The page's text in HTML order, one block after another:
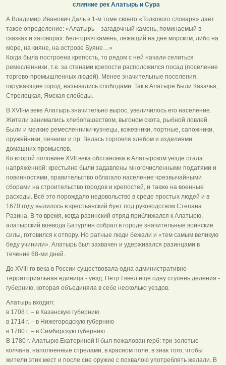
слияние рек Алатырь и Сура
А Владимир Иванович Даль в 1-м томе своего «Толкового словаря» даёт
такое определение: «Алатырь – загадочный камень, поминаемый в
сказках и заговорах: бел-горюч камень, лежащий на дне морском, либо на
море, на кияне, на острове Буяне…»
Когда была построена крепость, то рядом с ней начали селиться
ремесленники, т.е. за стенами крепости расположился посад (поселение
торгово-промышленных людей). Менее значительные поселения,
окружающие город, назывались слободами. Так в Алатыре были Казачья,
Стрелецкая, Ямская слободы.
В XVII-м веке Алатырь значительно вырос, увеличилось его население.
Жители занимались хлебопашеством, выгоном скота, рыбной ловлей.
Были и мелкие ремесленники-кузнецы, кожевники, портные, сапожники,
оружейники, печники и пр. Велась торговля хлебом и изделиями
домашних промыслов.
Ко второй половине XVII века обстановка в Алатырском уезде стала
напряжённой: крестьяне были задавлены многочисленными податями и
повинностями, правительство облагало население чрезвычайными
сборами на строительство городов и крепостей, и также на военные
расходы. Всё это порождало недовольство в среде простых людей и в
1670 году вылилось в крестьянский бунт под руководством Степана
Разина. В то время, когда разинский отряд приближался к Алатырю,
алатырский воевода Батурлин собрал в городе значительные воинские
силы, готовился к отпору. Но ратные люди бежали и «тем самым великую
беду учинили». Алатырь был захвачен и удерживался разинцами в
течение 68-ми дней.
До XVIII-го века в России существовала одна административно-
территориальная единица - уезд. Петр I ввёл ещё одну ступень деления -
губернию, которая объединяла в себе несколько уездов.
Алатырь входил:
в 1708 г. – в Казанскую губернию
в 1714 г. – в Нижегородскую губернию
в 1780 г. – в Симбирскую губернию
В 1780 г. Алатырю Екатериной II был пожалован герб: три золотые
колчана, наполненные стрелами, в красном поле, в знак того, чтобы
жители этих мест и после сие оружие с похвалою употреблять желали. В